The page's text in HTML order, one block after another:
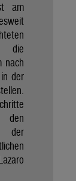
am
die
nach
der
der